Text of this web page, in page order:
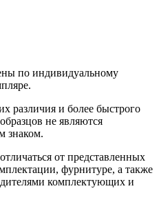
по индивидуальному
различия и более быстрого
не являются
знаком.
от представленных
фурнитуре, а также
комплектующих и